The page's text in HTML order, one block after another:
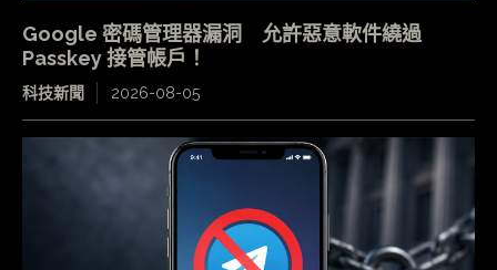
Google 密碼管理器漏洞 允許惡意軟件繞過
Passkey 接管帳戶！
科技新聞 2026-08-05